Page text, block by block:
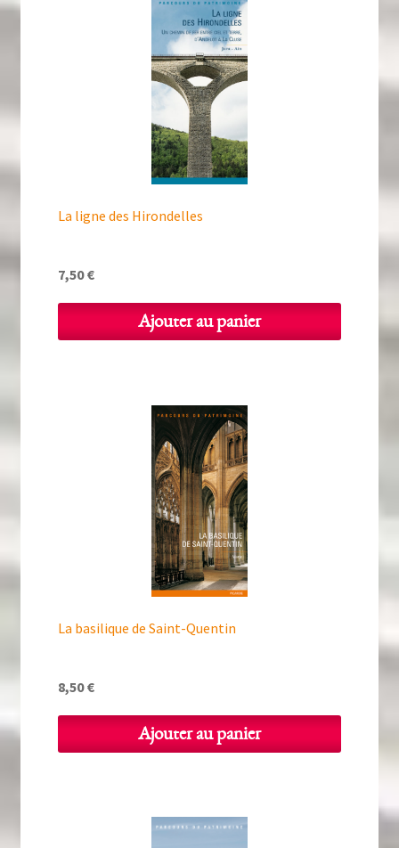
La ligne des Hirondelles
7,50€
Ajouter au panier
La basilique de Saint-Quentin
8,50€
Ajouter au panier